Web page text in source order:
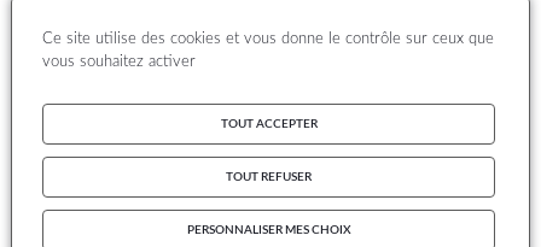
Ce site utilise des cookies et vous donne le contrôle sur ceux que
vous souhaitez activer
TOUT ACCEPTER
TOUT REFUSER
PERSONNALISER MES CHOIX